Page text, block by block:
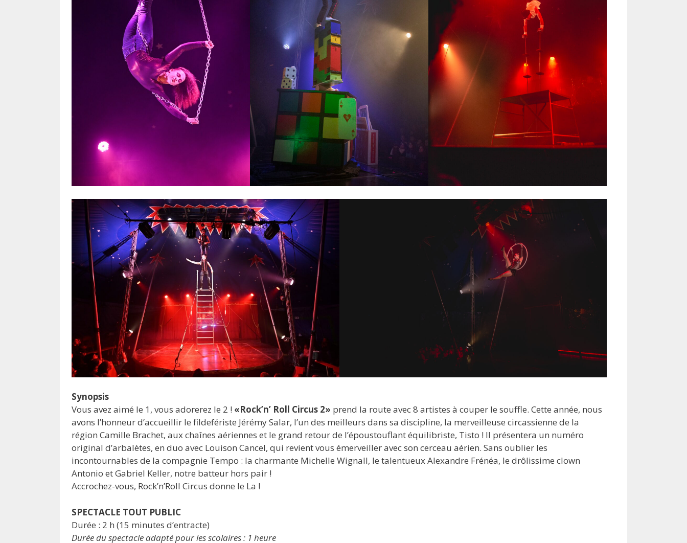
Synopsis
Vous avez aimé le 1, vous adorerez le 2 ! «Rock’n’ Roll Circus 2» prend la route avec 8 artistes à couper le souffle. Cette année, nous
avons l’honneur d’accueillir le fildefériste Jérémy Salar, l’un des meilleurs dans sa discipline, la merveilleuse circassienne de la
région Camille Brachet, aux chaînes aériennes et le grand retour de l’époustouflant équilibriste, Tisto ! Il présentera un numéro
original d’arbalètes, en duo avec Louison Cancel, qui revient vous émerveiller avec son cerceau aérien. Sans oublier les
incontournables de la compagnie Tempo : la charmante Michelle Wignall, le talentueux Alexandre Frénéa, le drôlissime clown
Antonio et Gabriel Keller, notre batteur hors pair !
Accrochez-vous, Rock’n’Roll Circus donne le La !
SPECTACLE TOUT PUBLIC
Durée : 2 h (15 minutes d’entracte)
Durée du spectacle adapté pour les scolaires : 1 heure